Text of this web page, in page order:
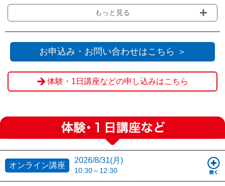
済を利用せず送信』をクリックください。
ャンセルの場合、ご返金は致しかねます。
もっと見る
お申込み・お問い合わせはこちら ＞
体験・1日講座などの申し込みはこちら
オンライン講座
2026/8/31(月)
10:30～12:30